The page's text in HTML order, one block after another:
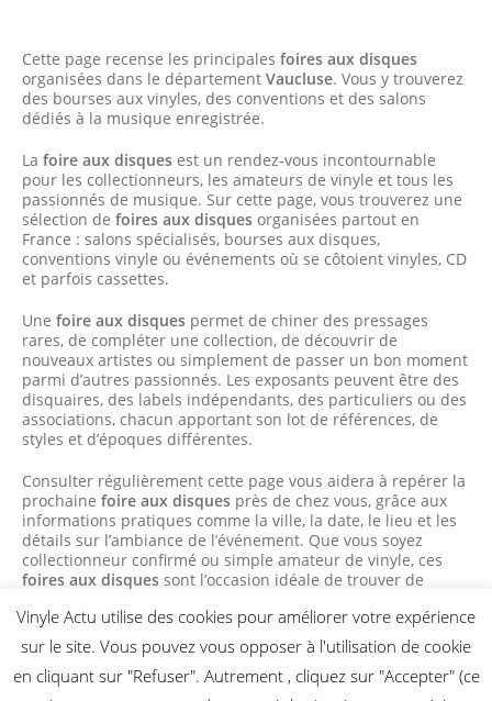
Cette page recense les principales foires aux disques
organisées dans le département Vaucluse. Vous y trouverez
des bourses aux vinyles, des conventions et des salons
dédiés à la musique enregistrée.
La foire aux disques est un rendez-vous incontournable
pour les collectionneurs, les amateurs de vinyle et tous les
passionnés de musique. Sur cette page, vous trouverez une
sélection de foires aux disques organisées partout en
France : salons spécialisés, bourses aux disques,
conventions vinyle ou événements où se côtoient vinyles, CD
et parfois cassettes.
Une foire aux disques permet de chiner des pressages
rares, de compléter une collection, de découvrir de
nouveaux artistes ou simplement de passer un bon moment
parmi d’autres passionnés. Les exposants peuvent être des
disquaires, des labels indépendants, des particuliers ou des
associations, chacun apportant son lot de références, de
styles et d’époques différentes.
Consulter régulièrement cette page vous aidera à repérer la
prochaine foire aux disques près de chez vous, grâce aux
informations pratiques comme la ville, la date, le lieu et les
détails sur l’ambiance de l’événement. Que vous soyez
collectionneur confirmé ou simple amateur de vinyle, ces
foires aux disques sont l’occasion idéale de trouver de
Vinyle Actu utilise des cookies pour améliorer votre expérience
sur le site. Vous pouvez vous opposer à l'utilisation de cookie
en cliquant sur "Refuser". Autrement , cliquez sur "Accepter" (ce